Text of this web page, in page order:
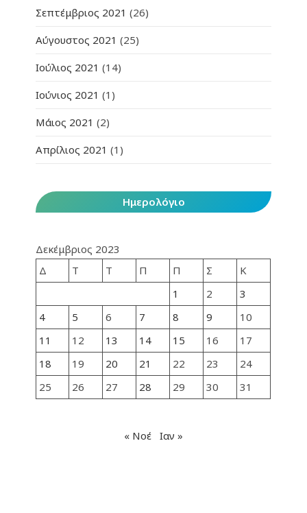
Σεπτέμβριος 2021 (26)
Αύγουστος 2021 (25)
Ιούλιος 2021 (14)
Ιούνιος 2021 (1)
Μάιος 2021 (2)
Απρίλιος 2021 (1)
Ημερολόγιο
Δεκέμβριος 2023
Δ
Τ Τ Π Π Σ
Κ
1
2
3
4
5 6 7 8 9
10
11
12 13 14 15 16
17
18
19 20 21 22 23
24
25
26 27 28 29 30 31
« Νοέ Ιαν »